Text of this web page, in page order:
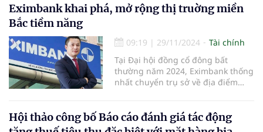
Eximbank khai phá, mở rộng thị truờng miền
Bắc tiềm năng
09:19 | 29/11/2024
Tài chính
Tại Đại hội đồng cổ đông bất
thường năm 2024, Eximbank thống
nhất chuyển trụ sở về địa điểm
Nội.
Hội thảo công bố Báo cáo đánh giá tác động